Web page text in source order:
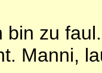
bin zu
Manni,